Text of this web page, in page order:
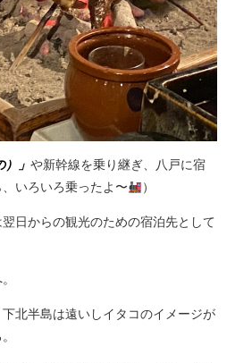
」 や新幹線を乗り継ぎ、八戸に宿
いろいろ乗ったよ〜
）
日からの観光のための宿泊先として
北半島は遠いしイタコのイメージが